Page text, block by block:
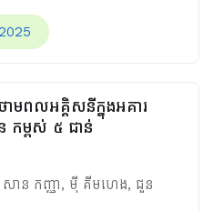
ថាមពលអគ្គិសនីក្នុងអគារ
កម្ពស់ ៥ ជាន់
សាន កញ្ញា, ម៉ី គីមហេង, ជួន